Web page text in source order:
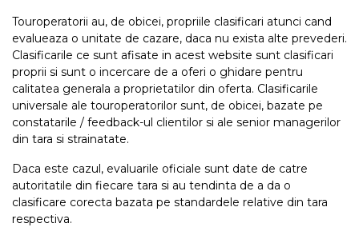
Touroperatorii au, de obicei, propriile clasificari atunci cand
evalueaza o unitate de cazare, daca nu exista alte prevederi.
Clasificarile ce sunt afisate in acest website sunt clasificari
proprii si sunt o incercare de a oferi o ghidare pentru
calitatea generala a proprietatilor din oferta. Clasificarile
universale ale touroperatorilor sunt, de obicei, bazate pe
constatarile / feedback-ul clientilor si ale senior managerilor
din tara si strainatate.
Daca este cazul, evaluarile oficiale sunt date de catre
autoritatile din fiecare tara si au tendinta de a da o
clasificare corecta bazata pe standardele relative din tara
respectiva.